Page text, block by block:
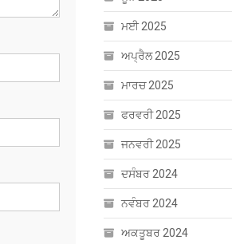
ਮਈ 2025
ਅਪ੍ਰੈਲ 2025
ਮਾਰਚ 2025
ਫਰਵਰੀ 2025
ਜਨਵਰੀ 2025
ਦਸੰਬਰ 2024
ਨਵੰਬਰ 2024
ਅਕਤੂਬਰ 2024